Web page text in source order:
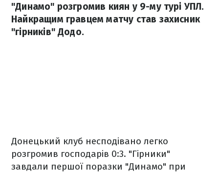
"Динамо" розгромив киян у 9-му турі УПЛ.
Найкращим гравцем матчу став захисник
"гірників" Додо.
Донецький клуб несподівано легко
розгромив господарів 0:3. "Гірники"
завдали першої поразки "Динамо" при